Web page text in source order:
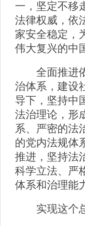
一，坚定不移
法律权威，依
家安全稳定，
伟大复兴的中
全面推进依
治体系，建设
导下，坚持中
法治理论，形
系、严密的法
的党内法规体
推进，坚持法
科学立法、严
体系和治理能
实现这个总